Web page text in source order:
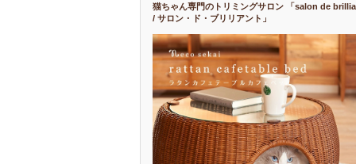
猫ちゃん専門のトリミングサロン 「salon de
/ サロン・ド・ブリリアント」